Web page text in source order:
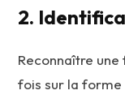
2.
Reconnaître
fois sur la forme